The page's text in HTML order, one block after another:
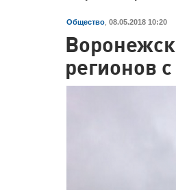
Общество 08.05.2018 10:20
регионов